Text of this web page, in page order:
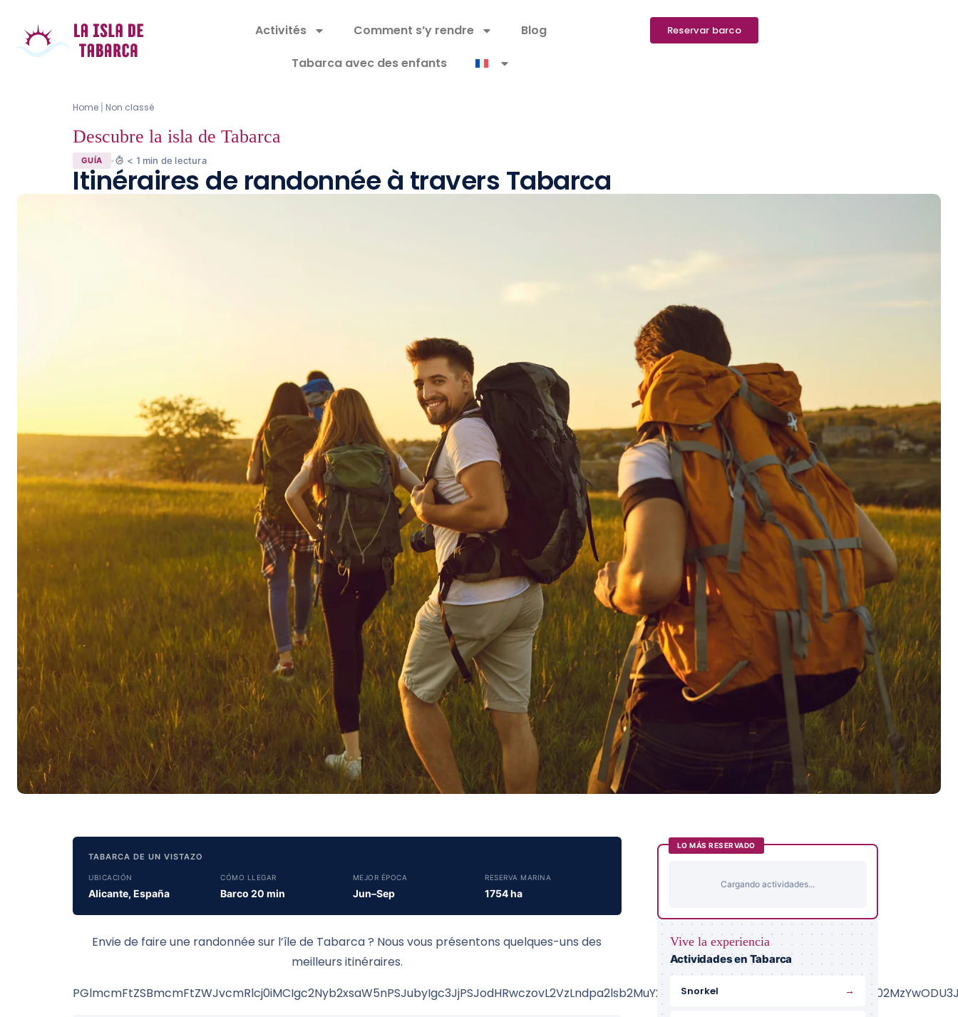
Activités Comment s’y rendre
Blog
Tabarca avec des enfants
Reservar barco
Home Non classé
Descubre la isla de Tabarca
GUÍA < 1 min de lectura
Itinéraires de randonnée à travers Tabarca
TABARCA DE UN VISTAZO
UBICACIÓN
Alicante, España
CÓMO LLEGAR
Barco 20 min
MEJOR ÉPOCA
Jun–Sep
RESERVA MARINA
1754 ha
Envie de faire une randonnée sur l’île de Tabarca ? Nous vous présentons quelques-uns des
meilleurs itinéraires.
LO MÁS RESERVADO
Cargando actividades...
Vive la experiencia
Actividades en Tabarca
Snorkel →